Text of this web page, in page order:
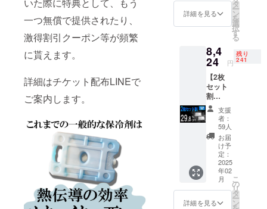
一つ無償で提供されたり、
激得割引クーポン等が頻繁
に貰えます。
詳細はチケット配布LINEで
ご案内します。
得情報は、
LINE公式ア
ぜひこの機
会にお友達
登録をお願
いいたしま
す。
【当社規約
とご案内事
項】
●キャンセル
込）
■KINKI
N-
（定価
6,000
円）× 1
枚
BBQ（
バーベ
キュー
）、ピ
クニッ
ク、ア
ウトド
ア、
キャン
プ、生
ものの
お持ち
帰り等
詳細を見る
タ
ー
ン
を
選
択
す
る
8,4
24 円
残り
241
【2枚
セット
割
29.8％O
FF】
300名限
定
KINKIN
PLATE2
枚 定価
12,000
円
→8,424
支援
者：
59人
お届
け予
定：
2025
年02
月
詳細を見る
こ
の
リ
タ
ー
ン